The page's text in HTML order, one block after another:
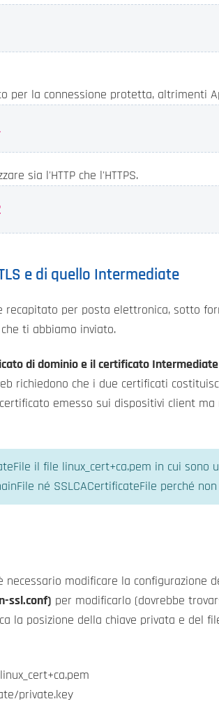
per la connessione protetta, altrimenti
sia l'HTTP che l'HTTPS.
e di quello Intermediate
recapitato per posta elettronica, sotto
che ti abbiamo inviato.
di dominio e il certificato Intermediate
richiedono che i due certificati
emesso sui dispositivi client
il file linux_cert+ca.pem in cui
né SSLCACertificateFile perché
modificare la configurazione
ssl.conf) per modificarlo (dovrebbe
la posizione della chiave privata e del
private.key